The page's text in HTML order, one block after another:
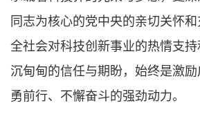
同志为核心的党中央的亲切关怀
全社会对科技创新事业的热情支
沉甸甸的信任与期盼，始终是激
勇前行、不懈奋斗的强劲动力。